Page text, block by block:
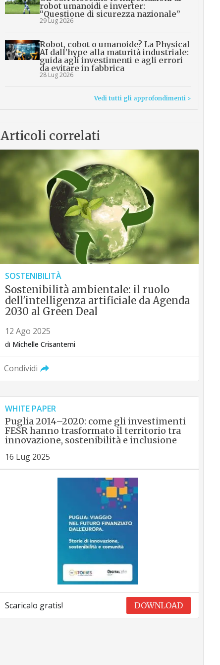
robot umanoidi e inverter:
“Questione di sicurezza nazionale”
29 Lug 2026
Robot, cobot o umanoide? La Physical
AI dall’hype alla maturità industriale:
guida agli investimenti e agli errori
da evitare in fabbrica
28 Lug 2026
Vedi tutti gli approfondimenti >
Articoli correlati
SOSTENIBILITÀ
Sostenibilità ambientale: il ruolo
dell'intelligenza artificiale da Agenda
2030 al Green Deal
12 Ago 2025
di Michelle Crisantemi
Condividi
WHITE PAPER
Puglia 2014–2020: come gli investimenti
FESR hanno trasformato il territorio tra
innovazione, sostenibilità e inclusione
16 Lug 2025
Scaricalo gratis! DOWNLOAD